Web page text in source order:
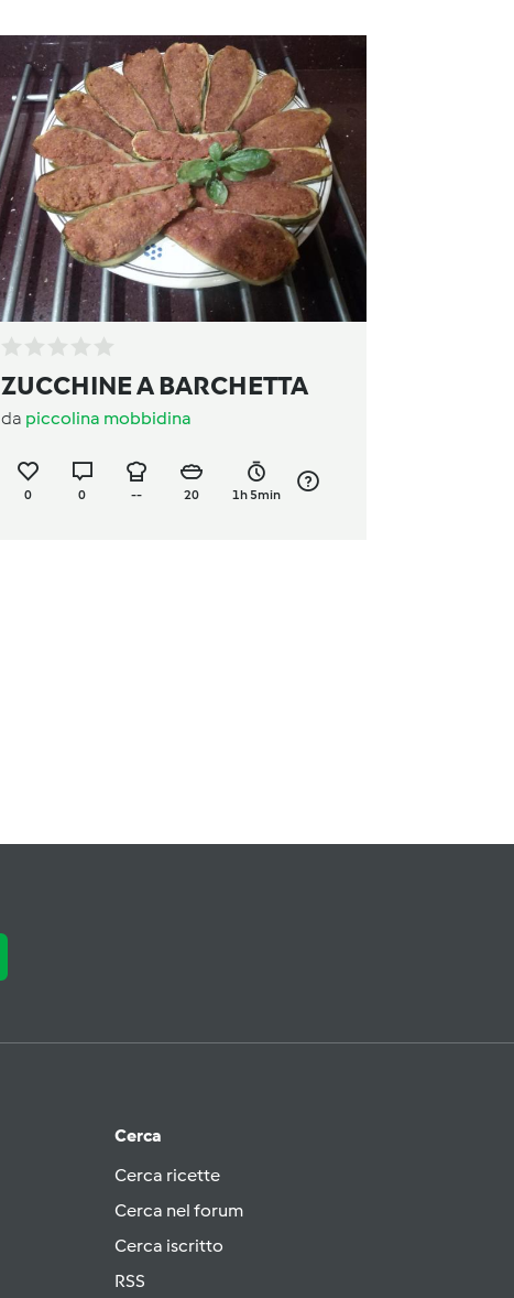
ZUCCHINE A BARCHETTA
da piccolina mobbidina
0 0 -- 20 1h 5min
Cerca
Cerca ricette
Cerca nel forum
Cerca iscritto
RSS